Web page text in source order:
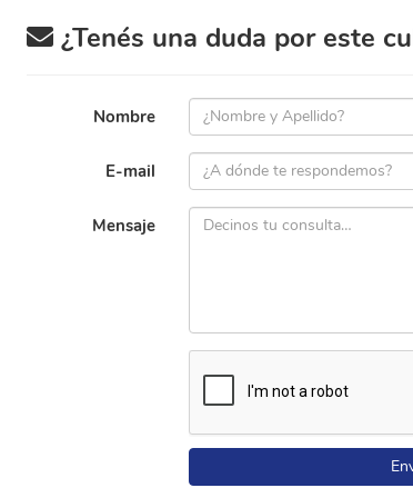
¿Tenés una duda por este
Nombre
E-mail
Mensaje